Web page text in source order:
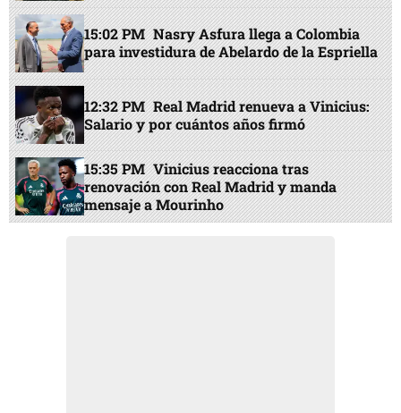
15:02 PM Nasry Asfura llega a Colombia
para investidura de Abelardo de la Espriella
12:32 PM Real Madrid renueva a Vinicius:
Salario y por cuántos años firmó
15:35 PM Vinicius reacciona tras
renovación con Real Madrid y manda
mensaje a Mourinho